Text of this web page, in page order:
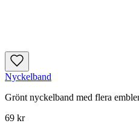
Nyckelband
Grönt nyckelband med flera
69 kr